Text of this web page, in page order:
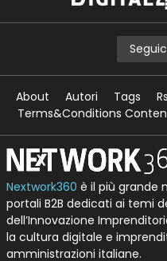
About Autori Tags
Terms&Conditions
Nextwork360 è il più grande
portali B2B dedicati ai temi
dell’Innovazione
la cultura digitale e
amministrazioni italiane.